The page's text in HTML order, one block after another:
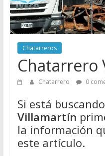
de
Chatarreros
para
vender
Chatarra
Chatarreros
Chatarrero
Chatarrero 0
Si está
Villamartín
la información
este artículo.